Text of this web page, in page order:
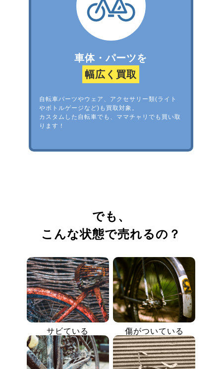
車体・パーツを
幅広く買取
自転車パーツやウェア、アクセサリー類(ライト
やボトルゲージなど)も買取対象。
カスタムした自転車でも、ママチャリでも買い取
ります！
でも、
こんな状態で売れるの？
サビている 傷がついている